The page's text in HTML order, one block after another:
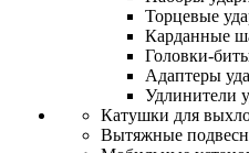
Торцевые
Карданные
Головки-
Адаптеры
Удлинители
Катушки для
Вытяжные